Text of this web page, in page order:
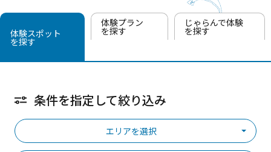
体験スポット
を探す
体験プラン
を探す
じゃらんで体験
を探す
条件を指定して絞り込み
エリアを選択